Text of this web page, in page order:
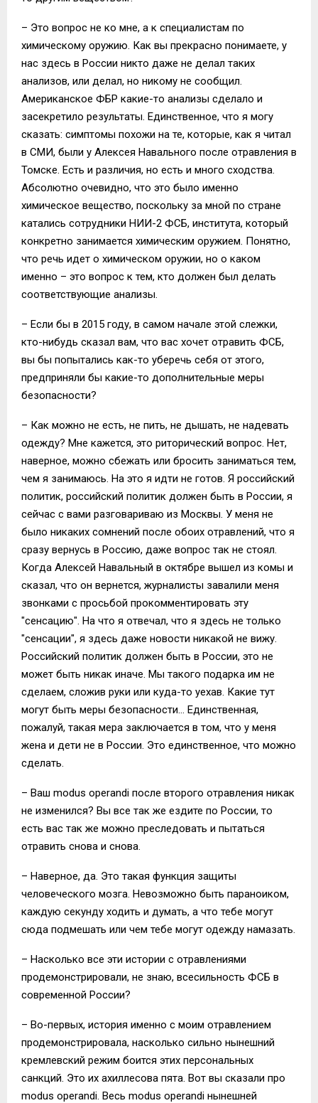
– Это вопрос не ко мне, а к специалистам по
химическому оружию. Как вы прекрасно понимаете, у
нас здесь в России никто даже не делал таких
анализов, или делал, но никому не сообщил.
Американское ФБР какие-то анализы сделало и
засекретило результаты. Единственное, что я могу
сказать: симптомы похожи на те, которые, как я читал
в СМИ, были у Алексея Навального после отравления в
Томске. Есть и различия, но есть и много сходства.
Абсолютно очевидно, что это было именно
химическое вещество, поскольку за мной по стране
катались сотрудники НИИ-2 ФСБ, института, который
конкретно занимается химическим оружием. Понятно,
что речь идет о химическом оружии, но о каком
именно – это вопрос к тем, кто должен был делать
соответствующие анализы.
– Если бы в 2015 году, в самом начале этой слежки,
кто-нибудь сказал вам, что вас хочет отравить ФСБ,
вы бы попытались как-то уберечь себя от этого,
предприняли бы какие-то дополнительные меры
безопасности?
– Как можно не есть, не пить, не дышать, не надевать
одежду? Мне кажется, это риторический вопрос. Нет,
наверное, можно сбежать или бросить заниматься тем,
чем я занимаюсь. На это я идти не готов. Я российский
политик, российский политик должен быть в России, я
сейчас с вами разговариваю из Москвы. У меня не
было никаких сомнений после обоих отравлений, что я
сразу вернусь в Россию, даже вопрос так не стоял.
Когда Алексей Навальный в октябре вышел из комы и
сказал, что он вернется, журналисты завалили меня
звонками с просьбой прокомментировать эту
"сенсацию". На что я отвечал, что я здесь не только
"сенсации", я здесь даже новости никакой не вижу.
Российский политик должен быть в России, это не
может быть никак иначе. Мы такого подарка им не
сделаем, сложив руки или куда-то уехав. Какие тут
могут быть меры безопасности… Единственная,
пожалуй, такая мера заключается в том, что у меня
жена и дети не в России. Это единственное, что можно
сделать.
– Ваш modus operandi после второго отравления никак
не изменился? Вы все так же ездите по России, то
есть вас так же можно преследовать и пытаться
отравить снова и снова.
– Наверное, да. Это такая функция защиты
человеческого мозга. Невозможно быть параноиком,
каждую секунду ходить и думать, а что тебе могут
сюда подмешать или чем тебе могут одежду намазать.
– Насколько все эти истории с отравлениями
продемонстрировали, не знаю, всесильность ФСБ в
современной России?
– Во-первых, история именно с моим отравлением
продемонстрировала, насколько сильно нынешний
кремлевский режим боится этих персональных
санкций. Это их ахиллесова пята. Вот вы сказали про
modus operandi. Весь modus operandi нынешней